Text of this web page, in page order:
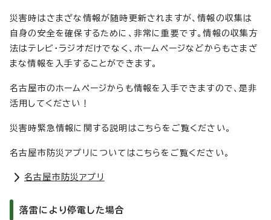
災害時はさまざな情報が随時更新されますが、情報の収集は
自身の安全を確保するために、非常に重要です。情報の収集方
法はテレビ・ラジオだけでなく、ホームページなどからもさまざ
まな情報を入手することができます。
名古屋市のホームページからも情報を入手できますので、是非
活用してください！
災害時緊急情報に関する説明はこちらをご覧ください。
名古屋市防災アプリについてはこちらをご覧ください。
名古屋市防災アプリ
落雷により停電した場合